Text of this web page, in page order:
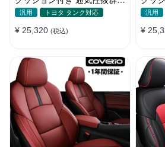
接触冷感 軽/普自動車
汎用 トヨタ タンク対応
¥ 25,320 (税込)
水防
汎用
¥